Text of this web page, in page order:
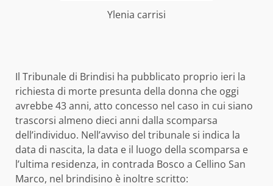
Ylenia carrisi
Il Tribunale di Brindisi ha pubblicato proprio ieri la
richiesta di morte presunta della donna che oggi
avrebbe 43 anni, atto concesso nel caso in cui siano
trascorsi almeno dieci anni dalla scomparsa
dell’individuo. Nell’avviso del tribunale si indica la
data di nascita, la data e il luogo della scomparsa e
l’ultima residenza, in contrada Bosco a Cellino San
Marco, nel brindisino è inoltre scritto: